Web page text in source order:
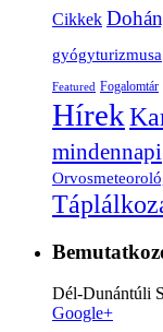
Cikkek
gyógyturizmusa
Featured Fogalomtár
Hírek
mindennapi
Dél-Dunántúli
Google+